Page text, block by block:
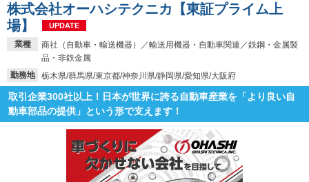
業種
商社（自動車・輸送機器）／輸送用機器・自動車関連／鉄鋼・金属製
品・非鉄金属
勤務地
栃木県/群馬県/東京都/神奈川県/静岡県/愛知県/大阪府
株式会社オーハシテクニカ【東証プライム上
場】
UPDATE
取引企業300社以上！日本が世界に誇る自動車産業を「より良い自
動車部品の提供」という形で支えます！